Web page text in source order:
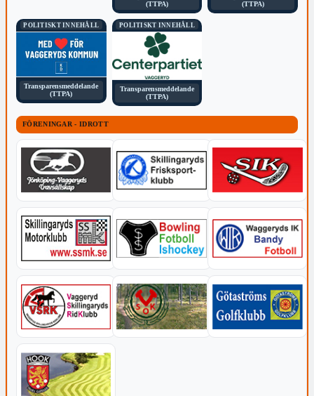
(TTPA)
(TTPA)
POLITISKT INNEHÅLL
Transparensmeddelande
(TTPA)
POLITISKT INNEHÅLL
Transparensmeddelande
(TTPA)
FÖRENINGAR - IDROTT